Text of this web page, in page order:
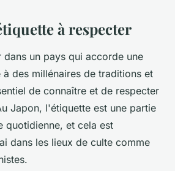
à respecter
dans un pays qui accorde une
des millénaires de traditions et
de connaître et de respecter
Japon, l'étiquette est une partie
quotidienne, et cela est
dans les lieux de culte comme